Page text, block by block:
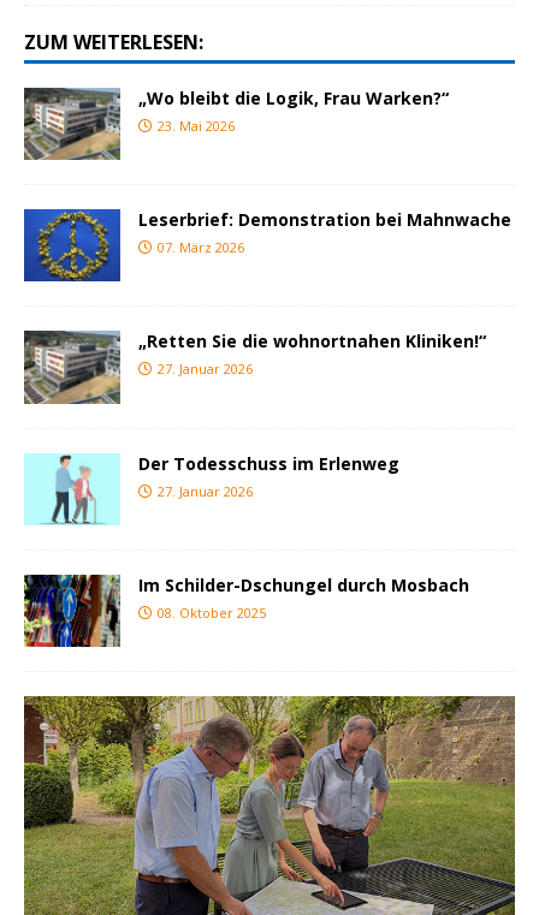
ZUM WEITERLESEN:
„Wo bleibt die Logik, Frau Warken?“
23. Mai 2026
Leserbrief: Demonstration bei Mahnwache
07. März 2026
„Retten Sie die wohnortnahen Kliniken!“
27. Januar 2026
Der Todesschuss im Erlenweg
27. Januar 2026
Im Schilder-Dschungel durch Mosbach
08. Oktober 2025